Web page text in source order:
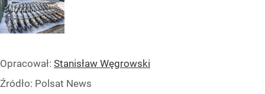
Opracował: Stanisław Węgrowski
Źródło: Polsat News